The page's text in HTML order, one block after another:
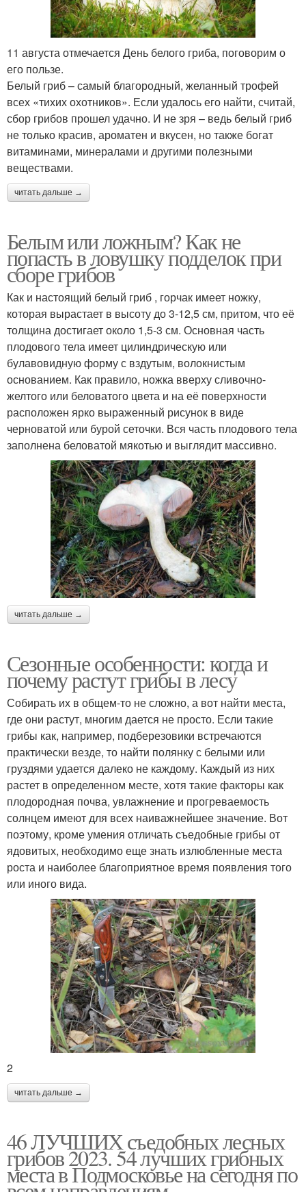
11 августа отмечается День белого гриба, поговорим о
его пользе.
Белый гриб – самый благородный, желанный трофей
всех «тихих охотников». Если удалось его найти, считай,
сбор грибов прошел удачно. И не зря – ведь белый гриб
не только красив, ароматен и вкусен, но также богат
витаминами, минералами и другими полезными
веществами.
читать дальше →
Белым или ложным? Как не
попасть в ловушку подделок при
сборе грибов
Как и настоящий белый гриб , горчак имеет ножку,
которая вырастает в высоту до 3-12,5 см, притом, что её
толщина достигает около 1,5-3 см. Основная часть
плодового тела имеет цилиндрическую или
булавовидную форму с вздутым, волокнистым
основанием. Как правило, ножка вверху сливочно-
желтого или беловатого цвета и на её поверхности
расположен ярко выраженный рисунок в виде
черноватой или бурой сеточки. Вся часть плодового тела
заполнена беловатой мякотью и выглядит массивно.
читать дальше →
Сезонные особенности: когда и
почему растут грибы в лесу
Собирать их в общем-то не сложно, а вот найти места,
где они растут, многим дается не просто. Если такие
грибы как, например, подберезовики встречаются
практически везде, то найти полянку с белыми или
груздями удается далеко не каждому. Каждый из них
растет в определенном месте, хотя такие факторы как
плодородная почва, увлажнение и прогреваемость
солнцем имеют для всех наиважнейшее значение. Вот
поэтому, кроме умения отличать съедобные грибы от
ядовитых, необходимо еще знать излюбленные места
роста и наиболее благоприятное время появления того
или иного вида.
2
читать дальше →
46 ЛУЧШИХ съедобных лесных
грибов 2023. 54 лучших грибных
места в Подмосковье на сегодня по